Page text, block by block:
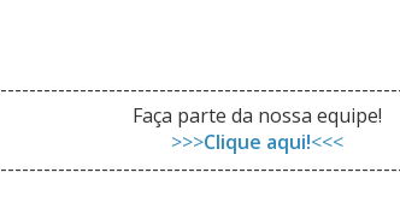
Faça parte da nossa equipe!
>>>Clique aqui!<<<